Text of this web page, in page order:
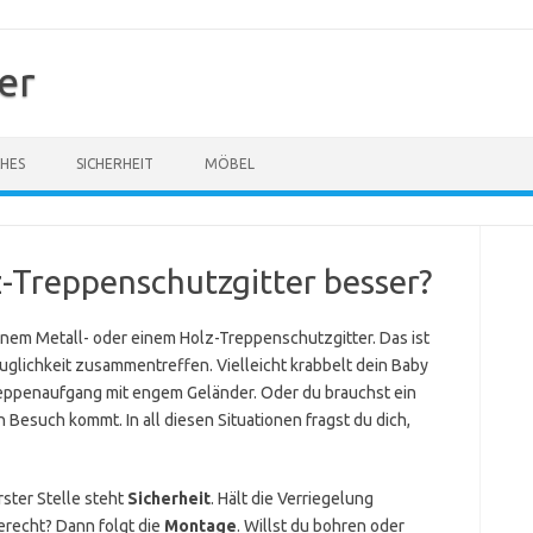
SICHERHEIT MÖBEL
besser?
Metall- oder einem Holz-Treppenschutzgitter. Das ist
zusammentreffen. Vielleicht krabbelt dein Baby
mit engem Geländer. Oder du brauchst ein
kommt. In all diesen Situationen fragst du dich,
Stelle steht Sicherheit. Hält die Verriegelung
Dann folgt die Montage. Willst du bohren oder